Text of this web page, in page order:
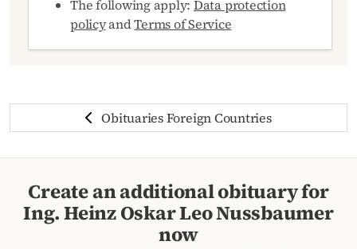
The following apply: Data protection
policyandTerms of Service
Obituaries Foreign Countries
Create an additional obituary for
Ing. Heinz Oskar Leo Nussbaumer
now